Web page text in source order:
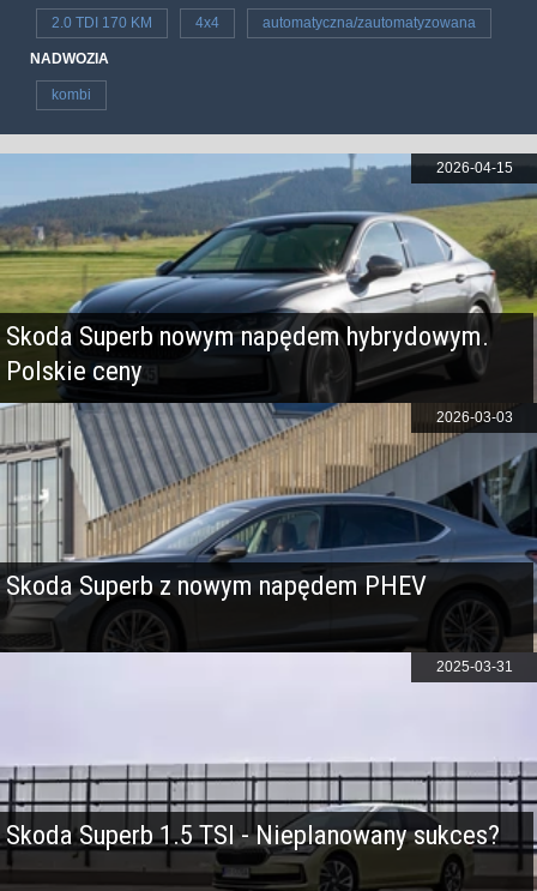
2.0 TDI 170 KM 4x4 automatyczna/zautomatyzowana
NADWOZIA
kombi
Skoda Superb nowym napędem hybrydowym.
Polskie ceny
2026-04-15
Skoda Superb z nowym napędem PHEV
2026-03-03
Skoda Superb 1.5 TSI - Nieplanowany sukces?
2025-03-31